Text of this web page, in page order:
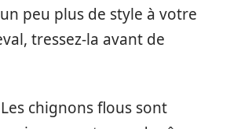
peu plus de style à votre
tressez-la avant de
chignons flous sont